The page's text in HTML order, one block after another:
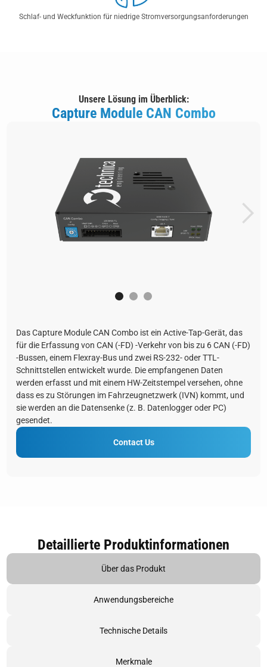
Schlaf- und Weckfunktion für niedrige Stromversorgungsanforderungen
Unsere Lösung im Überblick:
Capture Module CAN Combo
Das Capture Module CAN Combo ist ein Active-Tap-Gerät, das
für die Erfassung von CAN (-FD) -Verkehr von bis zu 6 CAN (-FD)
-Bussen, einem Flexray-Bus und zwei RS-232- oder TTL-
Schnittstellen entwickelt wurde. Die empfangenen Daten
werden erfasst und mit einem HW-Zeitstempel versehen, ohne
dass es zu Störungen im Fahrzeugnetzwerk (IVN) kommt, und
sie werden an die Datensenke (z. B. Datenlogger oder PC)
gesendet.
Contact Us
Detaillierte Produktinformationen
Über das Produkt
Anwendungsbereiche
Technische Details
Merkmale